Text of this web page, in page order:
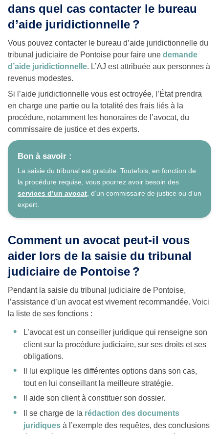
dans quel cas contacter le bureau
d’aide juridictionnelle ?
Vous pouvez contacter le bureau d’aide juridictionnelle du
tribunal judiciaire de Pontoise pour faire une demande
d’aide juridictionnelle. L’AJ est attribuée aux personnes à
revenus modestes.
Si l’aide juridictionnelle vous est octroyée, l’État prendra
en charge une partie ou la totalité des frais liés à la
procédure, notamment les honoraires de l’avocat, du
commissaire de justice et des experts.
Bon à savoir :
La saisie du tribunal est gratuite. Toutefois, en fonction de
la procédure requise, vous pourrez avoir besoin des
services d’un avocat , d’un commissaire de justice ou d’un
expert.
Comment un avocat peut-il vous
aider lors de la saisie du tribunal
judiciaire de Pontoise ?
Pendant la saisie du tribunal judiciaire de Pontoise,
l’assistance d’un avocat est vivement recommandée. Voici
la liste de ses fonctions :
L’avocat est un conseiller juridique qui renseigne son
client sur la procédure judiciaire, sur ses droits et ses
obligations.
Il lui explique les différentes options dans son cas,
tout en lui conseillant la meilleure stratégie.
Il aide son client à constituer son dossier.
Il se charge de la rédaction des documents
juridiques à l’exemple des requêtes, des conclusions